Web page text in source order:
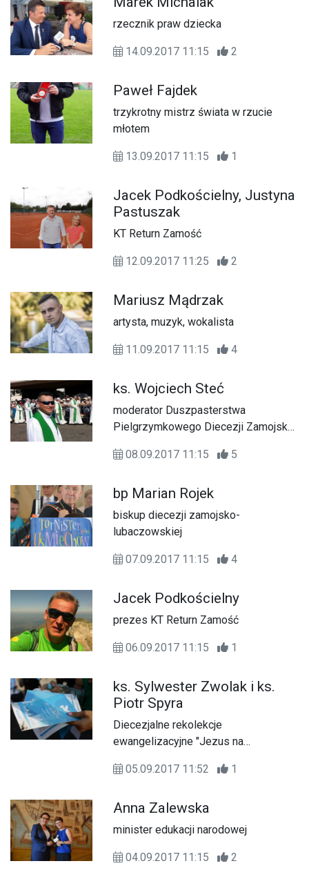
rzecznik praw dziecka
14.09.2017 11:15 2
Paweł Fajdek
trzykrotny mistrz świata w rzucie
młotem
13.09.2017 11:15 1
Jacek Podkościelny, Justyna
Pastuszak
KT Return Zamość
12.09.2017 11:25 2
Mariusz Mądrzak
artysta, muzyk, wokalista
11.09.2017 11:15 4
ks. Wojciech Steć
moderator Duszpasterstwa
Pielgrzymkowego Diecezji Zamojsko-
08.09.2017 11:15
5
bp Marian Rojek
biskup diecezji zamojsko-
lubaczowskiej
07.09.2017 11:15 4
Jacek Podkościelny
prezes KT Return Zamość
06.09.2017 11:15 1
ks. Sylwester Zwolak i ks.
Piotr Spyra
Diecezjalne rekolekcje
ewangelizacyjne "Jezus na
kapłanów.
05.09.2017 11:52 1
Anna Zalewska
minister edukacji narodowej
04.09.2017 11:15 2